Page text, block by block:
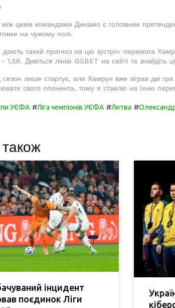
між цими командами Динамо є головним
на чужому полі.
дають такий прогноз на цю зустріч: перемога
1,58. Дивіться лінію GGBET на сайті та знайдіть
лише стартує, але Хамрун вже зіграв дві
свого опонента, тому я ставлю на їхню
УЄФА #Ліга чемпіонів УЄФА #Литва #
інцидент
поєдинок Ліги